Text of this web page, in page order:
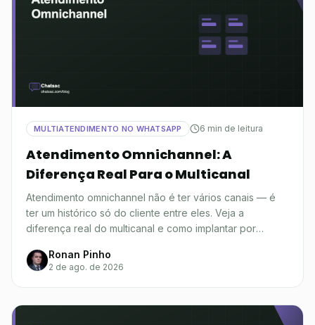
MULTIATENDIMENTO NO WHATSAPP 6 min de leitura
Atendimento Omnichannel: A
Diferença Real Para o Multicanal
Atendimento omnichannel não é ter vários canais — é
ter um histórico só do cliente entre eles. Veja a
diferença real do multicanal e como implantar por
Ronan Pinho
2 de ago. de 2026